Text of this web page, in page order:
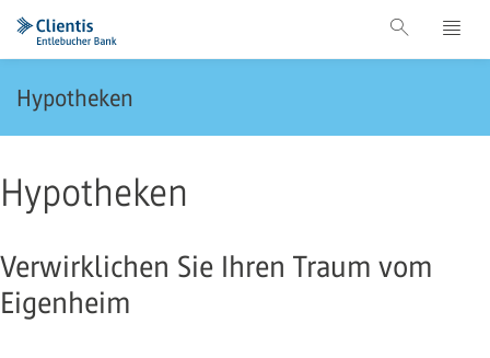
Hypotheken
Hypotheken
Verwirklichen Sie Ihren Traum vom
Eigenheim